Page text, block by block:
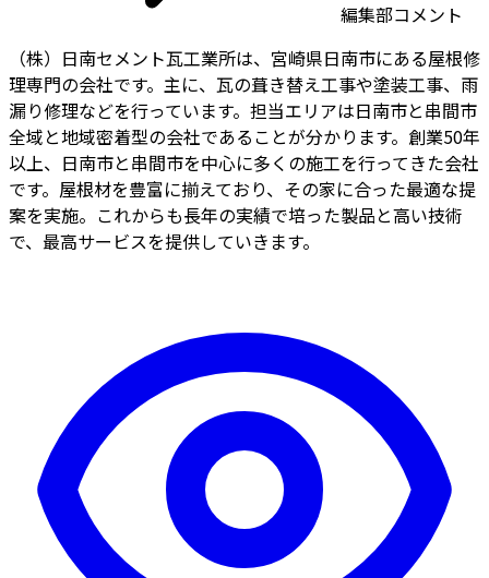
編集部コメント
（株）日南セメント瓦工業所は、宮崎県日南市にある屋根修
理専門の会社です。主に、瓦の葺き替え工事や塗装工事、雨
漏り修理などを行っています。担当エリアは日南市と串間市
全域と地域密着型の会社であることが分かります。創業50年
以上、日南市と串間市を中心に多くの施工を行ってきた会社
です。屋根材を豊富に揃えており、その家に合った最適な提
案を実施。これからも長年の実績で培った製品と高い技術
で、最高サービスを提供していきます。